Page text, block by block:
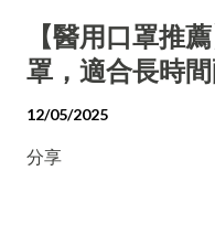
【醫用口罩推
罩，適合長時
12/05/2025
分享